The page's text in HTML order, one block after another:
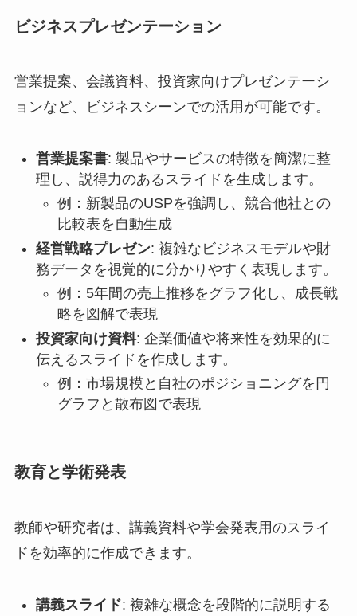
ビジネスプレゼンテーション
営業提案、会議資料、投資家向けプレゼンテーシ
ョンなど、ビジネスシーンでの活用が可能です。
営業提案書: 製品やサービスの特徴を簡潔に整
理し、説得力のあるスライドを生成します。
例：新製品のUSPを強調し、競合他社との
比較表を自動生成
経営戦略プレゼン: 複雑なビジネスモデルや財
務データを視覚的に分かりやすく表現します。
例：5年間の売上推移をグラフ化し、成長戦
略を図解で表現
投資家向け資料: 企業価値や将来性を効果的に
伝えるスライドを作成します。
例：市場規模と自社のポジショニングを円
グラフと散布図で表現
教育と学術発表
教師や研究者は、講義資料や学会発表用のスライ
ドを効率的に作成できます。
講義スライド: 複雑な概念を段階的に説明する